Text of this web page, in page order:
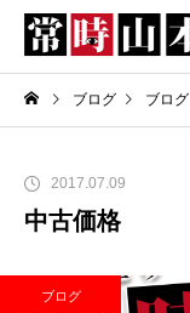
ブログ ブログ
2017.07.09
中古価格
ブログ